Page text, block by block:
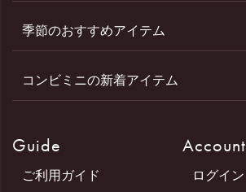
季節のおすすめアイテム
コンビミニの新着アイテム
Guide
ご利用ガイド
Account
ログイン